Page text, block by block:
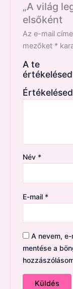
„A világ
elsőként
Az e-mail
mezőket *
A te
értékelésed
Értékelésed
Név *
E-mail *
A nevem,
mentése a